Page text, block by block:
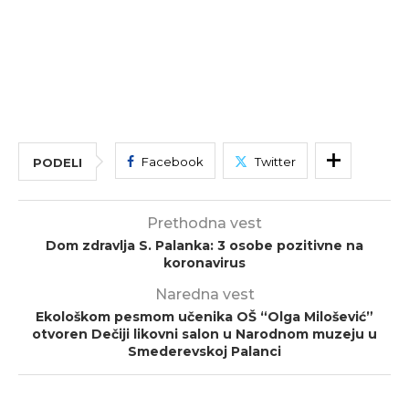
PODELI Facebook Twitter
Prethodna vest
Dom zdravlja S. Palanka: 3 osobe pozitivne na
koronavirus
Naredna vest
Ekološkom pesmom učenika OŠ “Olga Milošević”
otvoren Dečiji likovni salon u Narodnom muzeju u
Smederevskoj Palanci